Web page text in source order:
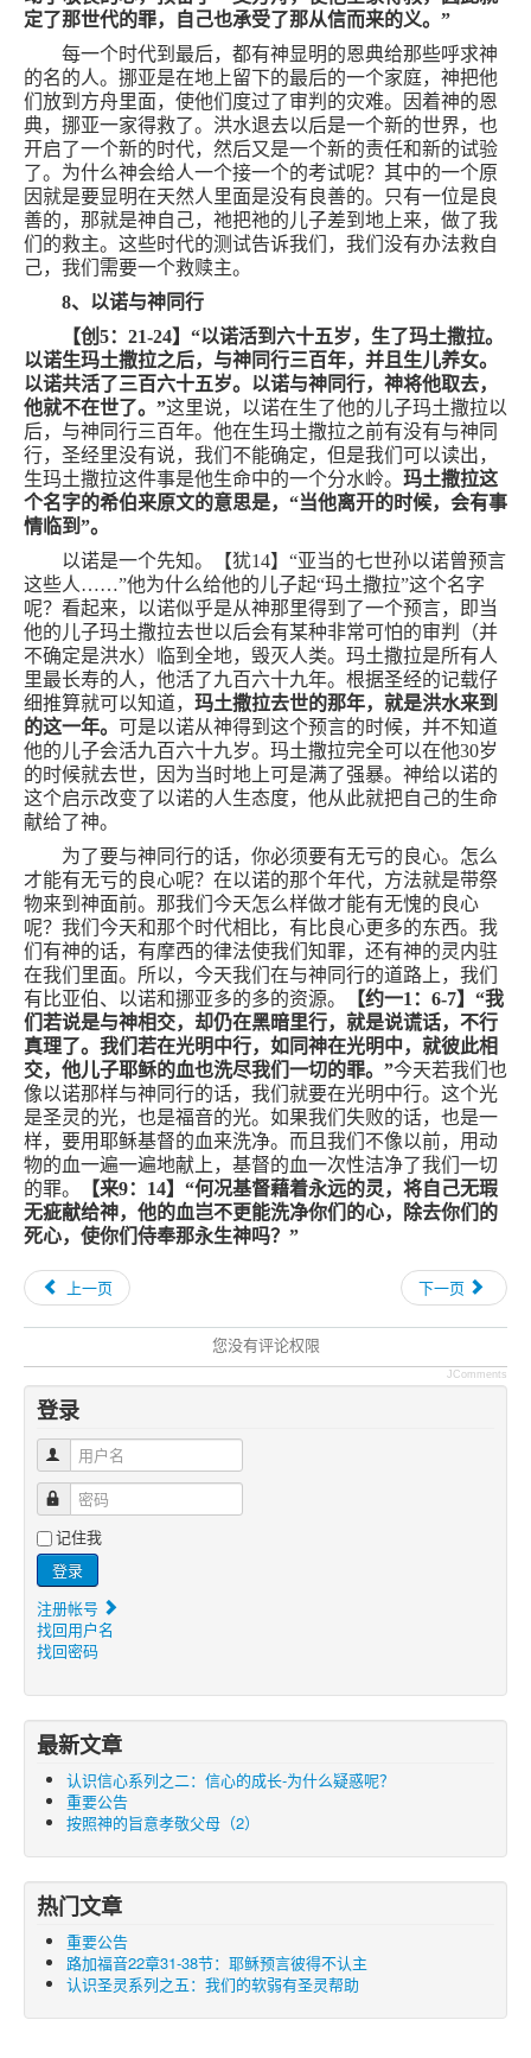
定了那世代的罪，自己也承受了那从信而来的义。”
每一个时代到最后，都有神显明的恩典给那些呼求神
的名的人。挪亚是在地上留下的最后的一个家庭，神把他
们放到方舟里面，使他们度过了审判的灾难。因着神的恩
典，挪亚一家得救了。洪水退去以后是一个新的世界，也
开启了一个新的时代，然后又是一个新的责任和新的试验
了。为什么神会给人一个接一个的考试呢？其中的一个原
因就是要显明在天然人里面是没有良善的。只有一位是良
善的，那就是神自己，祂把祂的儿子差到地上来，做了我
们的救主。这些时代的测试告诉我们，我们没有办法救自
己，我们需要一个救赎主。
8、以诺与神同行
【创5：21-24】“以诺活到六十五岁，生了玛土撒拉。
以诺生玛土撒拉之后，与神同行三百年，并且生儿养女。
以诺共活了三百六十五岁。以诺与神同行，神将他取去，
他就不在世了。”这里说，以诺在生了他的儿子玛土撒拉以
后，与神同行三百年。他在生玛土撒拉之前有没有与神同
行，圣经里没有说，我们不能确定，但是我们可以读出，
生玛土撒拉这件事是他生命中的一个分水岭。 玛土撒拉这
个名字的希伯来原文的意思是，“当他离开的时候，会有事
情临到”。
以诺是一个先知。【犹14】“亚当的七世孙以诺曾预言
这些人……”他为什么给他的儿子起“玛土撒拉”这个名字
呢？看起来，以诺似乎是从神那里得到了一个预言，即当
他的儿子玛土撒拉去世以后会有某种非常可怕的审判（并
不确定是洪水）临到全地，毁灭人类。玛土撒拉是所有人
里最长寿的人，他活了九百六十九年。根据圣经的记载仔
细推算就可以知道， 玛土撒拉去世的那年，就是洪水来到
的这一年。 可是以诺从神得到这个预言的时候，并不知道
他的儿子会活九百六十九岁。玛土撒拉完全可以在他30岁
的时候就去世，因为当时地上可是满了强暴。神给以诺的
这个启示改变了以诺的人生态度，他从此就把自己的生命
献给了神。
为了要与神同行的话，你必须要有无亏的良心。怎么
才能有无亏的良心呢？在以诺的那个年代，方法就是带祭
物来到神面前。那我们今天怎么样做才能有无愧的良心
呢？我们今天和那个时代相比，有比良心更多的东西。我
们有神的话，有摩西的律法使我们知罪，还有神的灵内驻
在我们里面。所以，今天我们在与神同行的道路上，我们
有比亚伯、以诺和挪亚多的多的资源。
【约一1 ： 6-7】“我
们若说是与神相交，却仍在黑暗里行，就是说谎话，不行
真理了。我们若在光明中行，如同神在光明中，就彼此相
交，他儿子耶稣的血也洗尽我们一切的罪。”今天若我们也
像以诺那样与神同行的话，我们就要在光明中行。这个光
是圣灵的光，也是福音的光。如果我们失败的话，也是一
样，要用耶稣基督的血来洗净。而且我们不像以前，用动
物的血一遍一遍地献上，基督的血一次性洁净了我们一切
的罪。
【来9： 14】“何况基督藉着永远的灵，将自己无瑕
无疵献给神，他的血岂不更能洗净你们的心，除去你们的
死心，使你们侍奉那永生神吗？”
上一页 下一页
您没有评论权限
JComments
登录
用户名
密码
记住我
登录
注册帐号
找回用户名
找回密码
最新文章
认识信心系列之二：信心的成长-为什么疑惑呢？
重要公告
按照神的旨意孝敬父母（2）
热门文章
重要公告
路加福音22章31-38节：耶稣预言彼得不认主
认识圣灵系列之五：我们的软弱有圣灵帮助